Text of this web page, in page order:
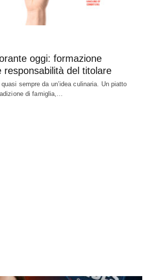
oggi: formazione
responsabilità del titolare
sempre da un’idea culinaria. Un piatto
di famiglia,…